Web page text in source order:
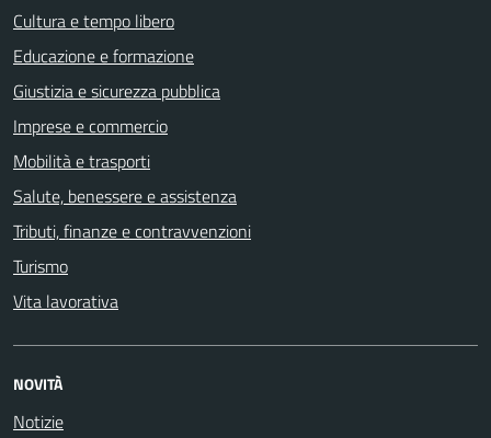
Cultura e tempo libero
Educazione e formazione
Giustizia e sicurezza pubblica
Imprese e commercio
Mobilità e trasporti
Salute, benessere e assistenza
Tributi, finanze e contravvenzioni
Turismo
Vita lavorativa
NOVITÀ
Notizie